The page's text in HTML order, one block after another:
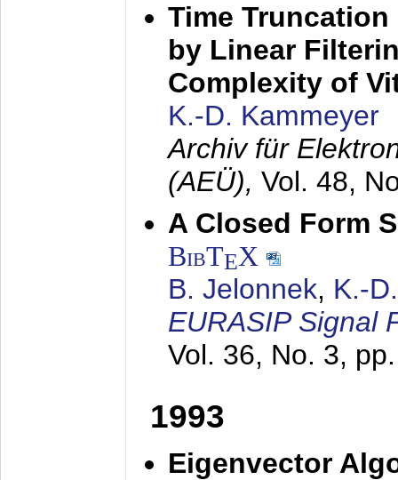
Time
by Linear
Complexity of
K.-D. Kammeyer
Archiv für
(AEÜ), Vol. 48,
A Closed Form
BibTEX
B. Jelonnek, K.-
EURASIP Signal
Vol. 36, No. 3,
1993
Eigenvector